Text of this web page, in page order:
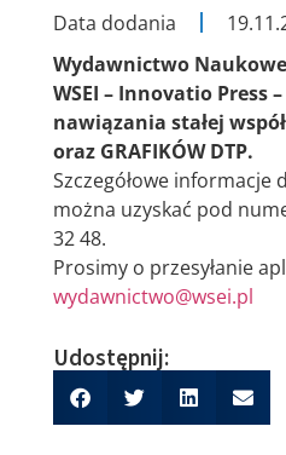
Data dodania
Wydawnictwo
WSEI – Innovatio Press
nawiązania stałej
oraz GRAFIKÓW DTP.
Szczegółowe informacje
można uzyskać pod
32 48.
Prosimy o przesyłanie
wydawnictwo@wsei.pl
Udostępnij: